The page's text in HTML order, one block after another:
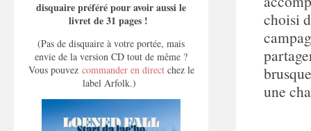
disquaire préféré pour avoir aussi le
livret de 31 pages !
(Pas de disquaire à votre portée, mais
envie de la version CD tout de même ?
Vous pouvezcommander en directchez le
label Arfolk.)
choisi
une